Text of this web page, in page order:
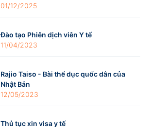
01/12/2025
Đào tạo Phiên dịch viên Y tế
11/04/2023
Rajio Taiso - Bài thể dục quốc dân của
Nhật Bản
12/05/2023
Thủ tục xin visa y tế